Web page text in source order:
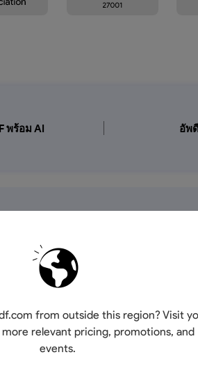
from outside this region? Visit
relevant pricing, promotions, and
events.
พร้อม AI อัพ